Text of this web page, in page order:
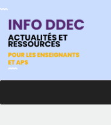
Skip
to
content
InfoDDEC
Ens